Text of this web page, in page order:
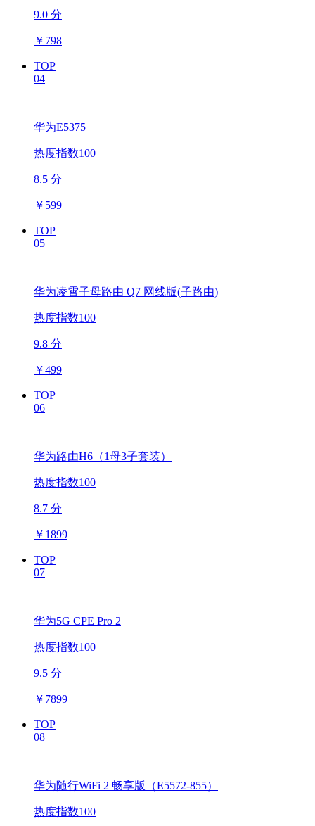
9.0 分
￥ 798
TOP
04
华为E5375
热度指数100
8.5 分
￥ 599
TOP
05
华为凌霄子母路由 Q7 网线版(子路由)
热度指数100
9.8 分
￥499
TOP
06
华为路由H6（1母3子套装）
热度指数100
8.7 分
￥ 1899
TOP
07
华为5G CPE Pro 2
热度指数100
9.5 分
￥ 7899
TOP
08
华为随行WiFi 2 畅享版（E5572-855）
热度指数100